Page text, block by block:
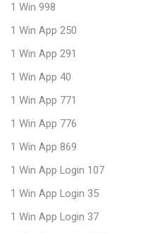
1 Win 998
1 Win App 250
1 Win App 291
1 Win App 40
1 Win App 771
1 Win App 776
1 Win App 869
1 Win App Login 107
1 Win App Login 35
1 Win App Login 37